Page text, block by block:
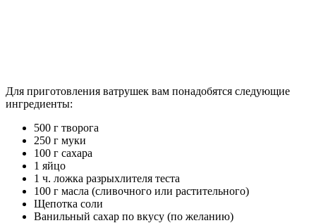
Для приготовления ватрушек вам понадобятся следующие
ингредиенты:
500 г творога
250 г муки
100 г сахара
1 яйцо
1 ч. ложка разрыхлителя теста
100 г масла (сливочного или растительного)
Щепотка соли
Ванильный сахар по вкусу (по желанию)